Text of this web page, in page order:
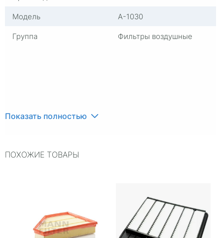
Модель
A-1030
Группа
Фильтры воздушные
Показать полностью
ПОХОЖИЕ ТОВАРЫ